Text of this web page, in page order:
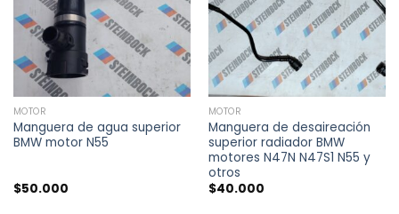
MOTOR
Manguera de agua superior
BMW motor N55
$50.000
MOTOR
Manguera de desaireación
superior radiador BMW
motores N47N N47S1 N55 y
otros
$40.000